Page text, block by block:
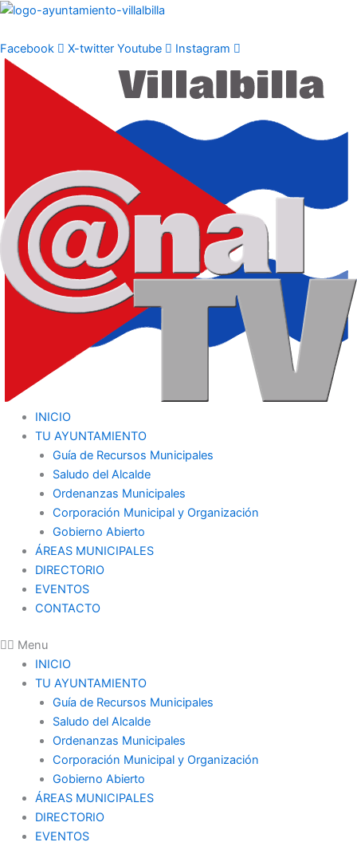
Ir
contenido
Facebook X-twitter Youtube Instagram
INICIO
TU AYUNTAMIENTO
Guía de Recursos Municipales
Saludo del Alcalde
Ordenanzas Municipales
Corporación Municipal y Organización
Gobierno Abierto
ÁREAS MUNICIPALES
DIRECTORIO
EVENTOS
CONTACTO
Menu
INICIO
TU AYUNTAMIENTO
Guía de Recursos Municipales
Saludo del Alcalde
Ordenanzas Municipales
Corporación Municipal y Organización
Gobierno Abierto
ÁREAS MUNICIPALES
DIRECTORIO
EVENTOS